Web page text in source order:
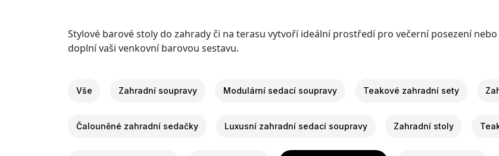
Stylové barové stoly do zahrady či na terasu vytvoří ideální prostředí pro večerní posezení
doplní vaši venkovní barovou sestavu.
Vše Zahradní soupravy Modulární sedací soupravy Teakové zahradní sety
Čalouněné zahradní sedačky Luxusní zahradní sedací soupravy Zahradní stoly